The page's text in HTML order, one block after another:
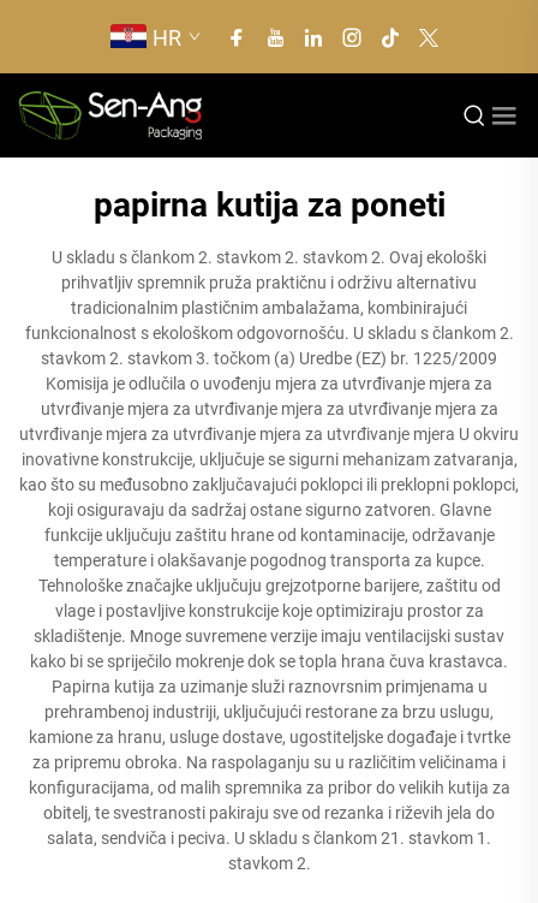
HR
papirna kutija za poneti
U skladu s člankom 2. stavkom 2. stavkom 2. Ovaj ekološki
prihvatljiv spremnik pruža praktičnu i održivu alternativu
tradicionalnim plastičnim ambalažama, kombinirajući
funkcionalnost s ekološkom odgovornošću. U skladu s člankom 2.
stavkom 2. stavkom 3. točkom (a) Uredbe (EZ) br. 1225/2009
Komisija je odlučila o uvođenju mjera za utvrđivanje mjera za
utvrđivanje mjera za utvrđivanje mjera za utvrđivanje mjera za
utvrđivanje mjera za utvrđivanje mjera za utvrđivanje mjera U okviru
inovativne konstrukcije, uključuje se sigurni mehanizam zatvaranja,
kao što su međusobno zaključavajući poklopci ili preklopni poklopci,
koji osiguravaju da sadržaj ostane sigurno zatvoren. Glavne
funkcije uključuju zaštitu hrane od kontaminacije, održavanje
temperature i olakšavanje pogodnog transporta za kupce.
Tehnološke značajke uključuju grejzotporne barijere, zaštitu od
vlage i postavljive konstrukcije koje optimiziraju prostor za
skladištenje. Mnoge suvremene verzije imaju ventilacijski sustav
kako bi se spriječilo mokrenje dok se topla hrana čuva krastavca.
Papirna kutija za uzimanje služi raznovrsnim primjenama u
prehrambenoj industriji, uključujući restorane za brzu uslugu,
kamione za hranu, usluge dostave, ugostiteljske događaje i tvrtke
za pripremu obroka. Na raspolaganju su u različitim veličinama i
konfiguracijama, od malih spremnika za pribor do velikih kutija za
obitelj, te svestranosti pakiraju sve od rezanka i riževih jela do
salata, sendviča i peciva. U skladu s člankom 21. stavkom 1.
stavkom 2.